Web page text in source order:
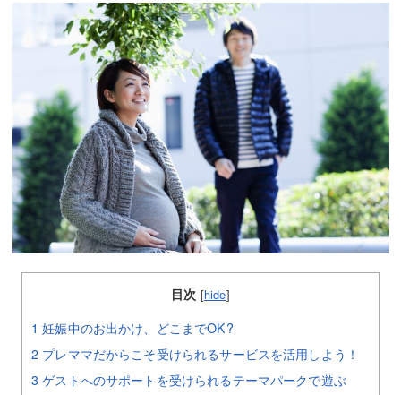
目次 [hide]
1 妊娠中のお出かけ、どこまでOK?
2 プレママだからこそ受けられるサービスを活用しよう！
3 ゲストへのサポートを受けられるテーマパークで遊ぶ